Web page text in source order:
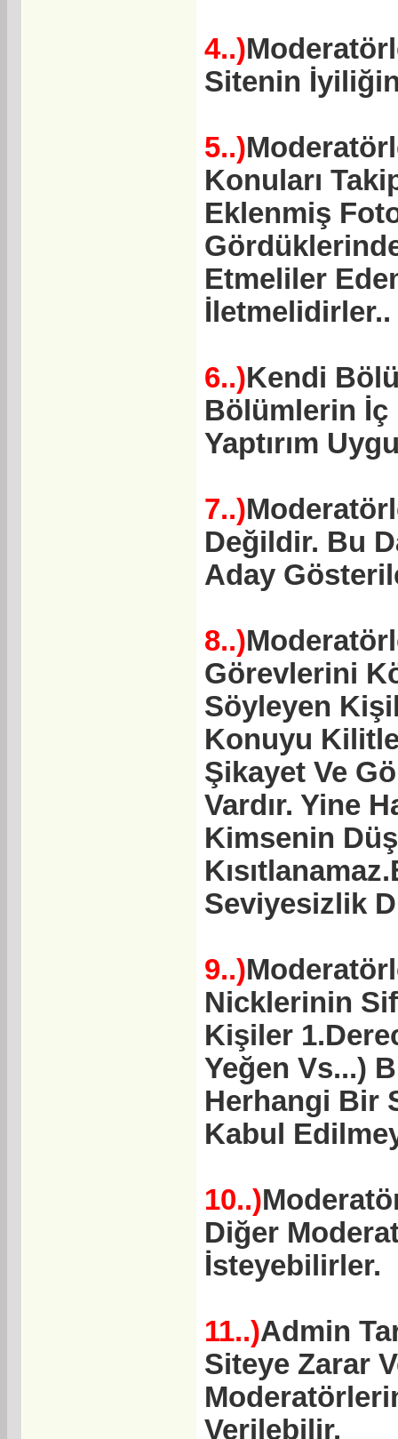
4..)
Sitenin
5..)
Konuları
Eklenmiş
Etmeliler
İletmelidirler..
6..)Kendi
Bölümlerin İç
Yaptırım
7..)
Değildir. Bu
Aday
8..)
Görevlerini
Söyleyen
Konuyu
Şikayet Ve
Vardır. Yine
Kimsenin
Seviyesizlik
9..)
Nicklerinin
Kişiler
Yeğen Vs...)
Herhangi Bir
Kabul
10..)
Diğer
İsteyebilirler.
11..)Admin
Siteye Zarar
Verilebilir.